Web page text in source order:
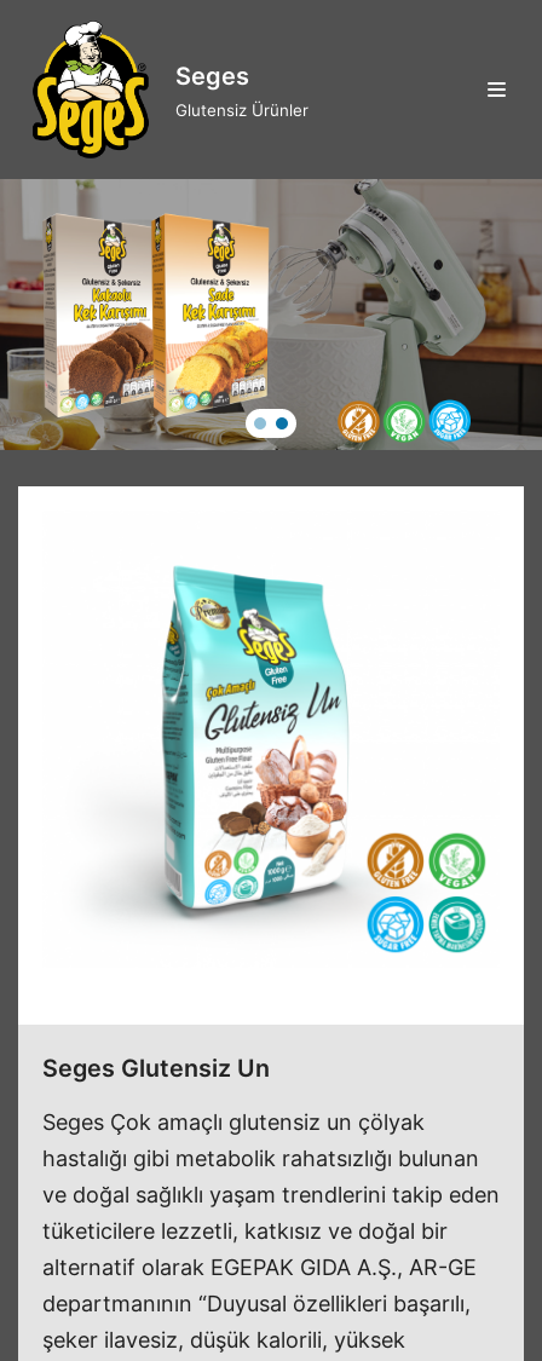
İçeriğe
geç
Seges
Glutensiz Ürünler
Seges Glutensiz Un
Seges Çok amaçlı glutensiz un çölyak
hastalığı gibi metabolik rahatsızlığı bulunan
ve doğal sağlıklı yaşam trendlerini takip eden
tüketicilere lezzetli, katkısız ve doğal bir
alternatif olarak EGEPAK GIDA A.Ş., AR-GE
departmanının “Duyusal özellikleri başarılı,
şeker ilavesiz, düşük kalorili, yüksek